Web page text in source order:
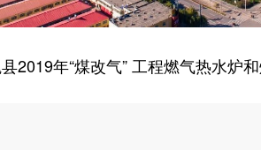
陵市农村清洁采暖燃气 壁挂炉采